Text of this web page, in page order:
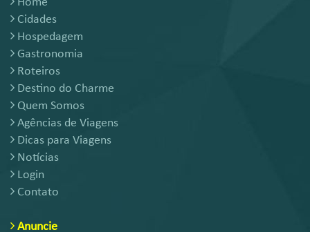
Cidades
Hospedagem
Gastronomia
Roteiros
Destino do Charme
Quem Somos
Agências de Viagens
Dicas para Viagens
Notícias
Login
Contato
Anuncie